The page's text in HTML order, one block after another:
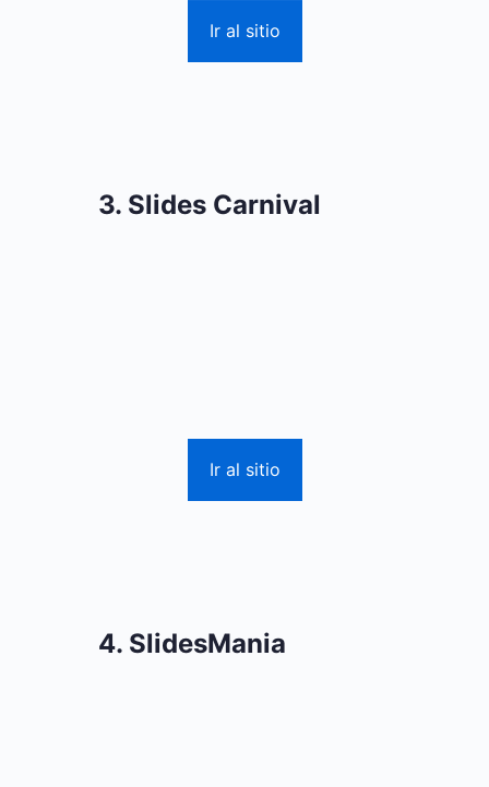
Ir al sitio
3. Slides Carnival
Ir al sitio
4. SlidesMania